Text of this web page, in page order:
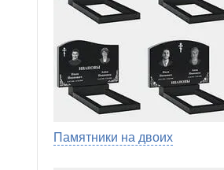
Памятники на двоих